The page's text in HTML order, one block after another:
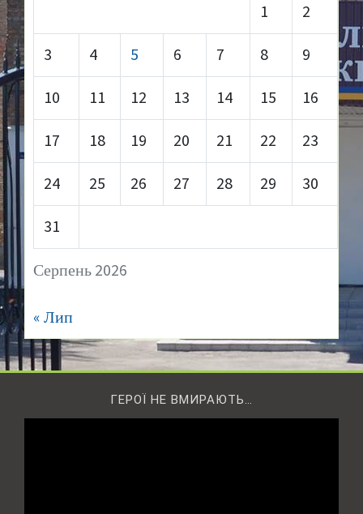
Серпень 2026
1 2
3 4 5 6 7 8 9
10 11 12 13 14 15 16
17 18 19 20 21 22 23
24 25 26 27 28 29 30
31
« Лип
ГЕРОЇ НЕ ВМИРАЮТЬ…